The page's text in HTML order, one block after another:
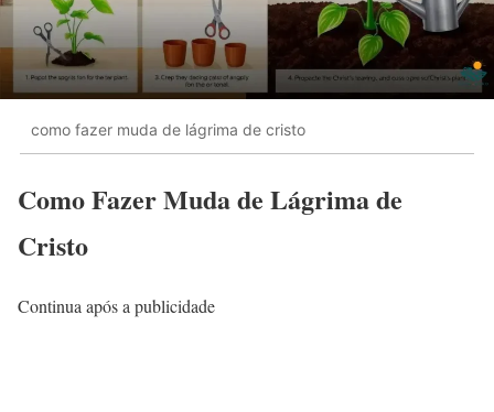
como fazer muda de lágrima de cristo
Como Fazer Muda de Lágrima de
Cristo
Continua após a publicidade